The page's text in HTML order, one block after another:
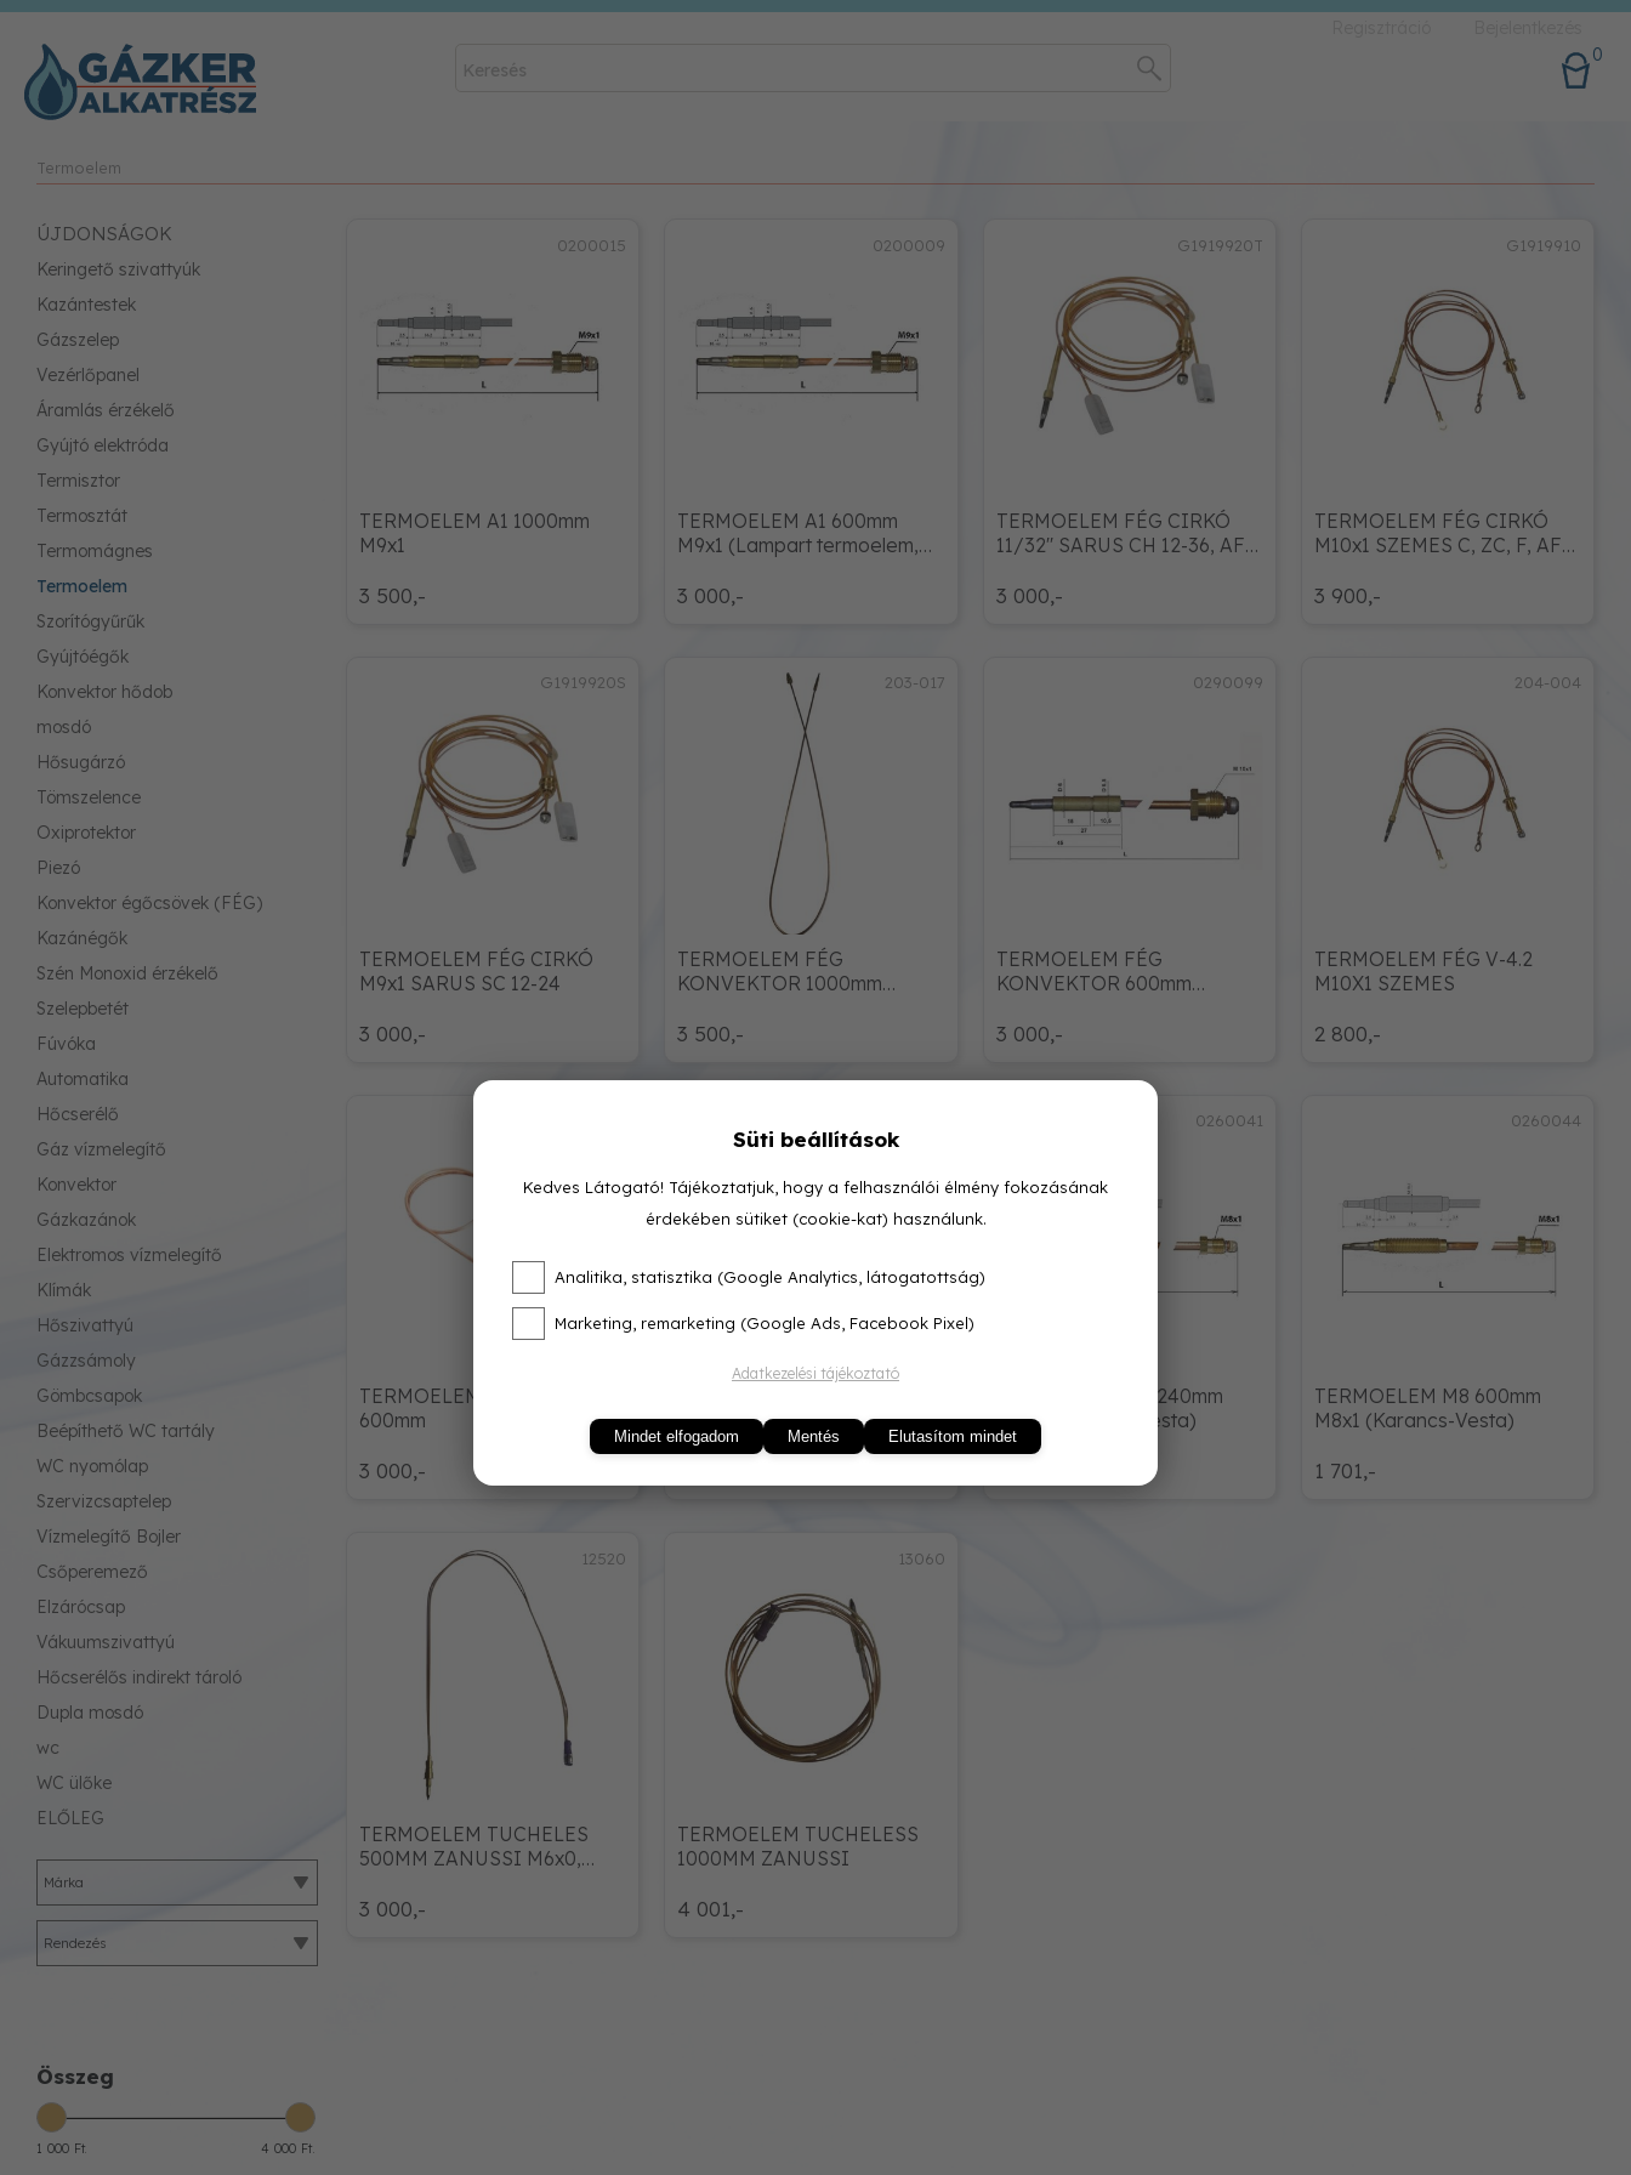
0
Termoelem
0200015
3 500,-
TERMOELEM A1 1000mm
M9x1
0200009
3 000,-
TERMOELEM A1 600mm
M9x1 (Lampart termoelem,
G1919920T
3 000,-
TERMOELEM FÉG CIRKÓ
11/32" SARUS CH 12-36, AF-
G1919910
3 900,-
TERMOELEM FÉG CIRKÓ
M10x1 SZEMES C, ZC, F, AF-
G1919920S
3 000,-
TERMOELEM FÉG CIRKÓ
M9x1 SARUS SC 12-24
203-017
3 500,-
TERMOELEM FÉG
KONVEKTOR 1000mm
0290099
3 000,-
TERMOELEM FÉG
KONVEKTOR 600mm
204-004
2 800,-
TERMOELEM FÉG V-4.2
M10X1 SZEMES
3 000,-
TERMOELEM HONEYWELL
600mm
0260041
TERMOELEM M8 240mm
M8x1 (Karancs-Vesta)
0260044
1 701,-
TERMOELEM M8 600mm
M8x1 (Karancs-Vesta)
12520
3 000,-
TERMOELEM TUCHELES
500MM ZANUSSI M6x0,
13060
4 001,-
TERMOELEM TUCHELESS
1000MM ZANUSSI
ÚJDONSÁGOK
Keringető szivattyúk
Kazántestek
Gázszelep
Vezérlőpanel
Áramlás érzékelő
Gyújtó elektróda
Termisztor
Termosztát
Termomágnes
Termoelem
Szorítógyűrűk
Gyújtóégők
Konvektor hődob
mosdó
Hősugárzó
Tömszelence
Oxiprotektor
Piezó
Konvektor égőcsövek (FÉG)
Kazánégők
Szén Monoxid érzékelő
Szelepbetét
Fúvóka
Automatika
Hőcserélő
Gáz vízmelegítő
Konvektor
Gázkazánok
Elektromos vízmelegítő
Klímák
Hőszivattyú
Gázzsámoly
Gömbcsapok
Beépíthető WC tartály
WC nyomólap
Szervizcsaptelep
Vízmelegítő Bojler
Csőperemező
Elzárócsap
Vákuumszivattyú
Hőcserélős indirekt tároló
Dupla mosdó
wc
WC ülőke
ELŐLEG
Márka
Rendezés
Összeg
1 000 Ft. 4 000 Ft.
Süti beállítások
Kedves Látogató! Tájékoztatjuk, hogy a felhasználói élmény fokozásának
érdekében sütiket (cookie-kat) használunk.
Analitika, statisztika (Google Analytics, látogatottság)
Marketing, remarketing (Google Ads, Facebook Pixel)
Adatkezelési tájékoztató
Mindet elfogadom Mentés Elutasítom mindet